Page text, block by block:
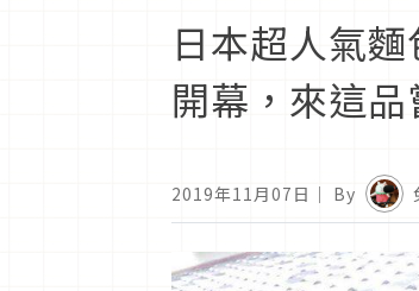
日本超人氣
開幕，來這品
2019年11月07日 ｜ By